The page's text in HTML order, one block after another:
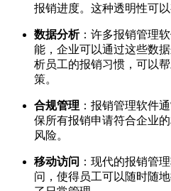
报销进度。这种透明性可
数据分析：许多报销管理
能，企业可以通过这些数
析员工的报销习惯，可以
策。
合规管理 ：报销管理软件
保所有报销申请符合企业
风险。
移动访问 ：现代的报销管
问，使得员工可以随时随